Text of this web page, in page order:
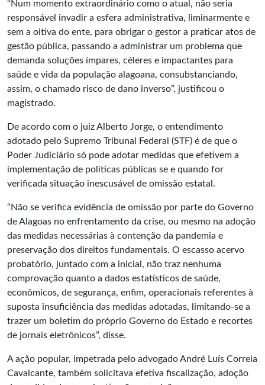
“Num momento extraordinário como o atual, não seria
responsável invadir a esfera administrativa, liminarmente e
sem a oitiva do ente, para obrigar o gestor a praticar atos de
gestão pública, passando a administrar um problema que
demanda soluções ímpares, céleres e impactantes para
saúde e vida da população alagoana, consubstanciando,
assim, o chamado risco de dano inverso”, justificou o
magistrado.
De acordo com o juiz Alberto Jorge, o entendimento
adotado pelo Supremo Tribunal Federal (STF) é de que o
Poder Judiciário só pode adotar medidas que efetivem a
implementação de políticas públicas se e quando for
verificada situação inescusável de omissão estatal.
“Não se verifica evidência de omissão por parte do Governo
de Alagoas no enfrentamento da crise, ou mesmo na adoção
das medidas necessárias à contenção da pandemia e
preservação dos direitos fundamentais. O escasso acervo
probatório, juntado com a inicial, não traz nenhuma
comprovação quanto a dados estatísticos de saúde,
econômicos, de segurança, enfim, operacionais referentes à
suposta insuficiência das medidas adotadas, limitando-se a
trazer um boletim do próprio Governo do Estado e recortes
de jornais eletrônicos”, disse.
A ação popular, impetrada pelo advogado André Luís Correia
Cavalcante, também solicitava efetiva fiscalização, adoção